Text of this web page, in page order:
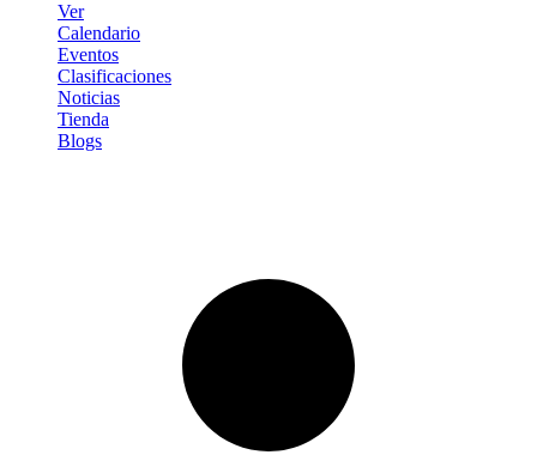
Ver
Calendario
Eventos
Clasificaciones
Noticias
Tienda
Blogs